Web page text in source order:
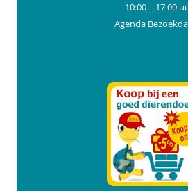
10:00 – 17:00
Agenda